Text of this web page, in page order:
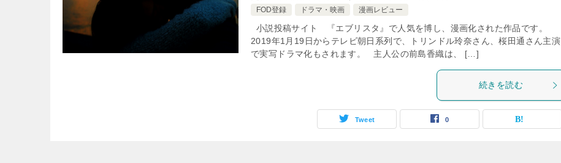
FOD登録 ドラマ・映画 漫画レビュー
小説投稿サイト 『エブリスタ』で人気を博し、漫画化された作品です。
2019年1月19日からテレビ朝日系列で、トリンドル玲奈さん、桜田通さん主演
で実写ドラマ化もされます。 主人公の前島香織は、 […]
続きを読む
Tweet 0